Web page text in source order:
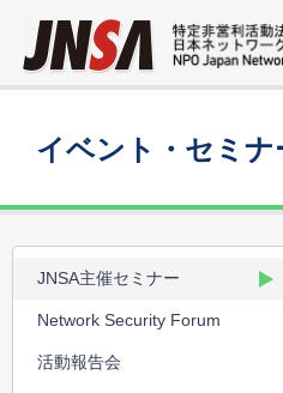
イベント・セミナ
JNSA主催セミナー
Network Security Forum
活動報告会